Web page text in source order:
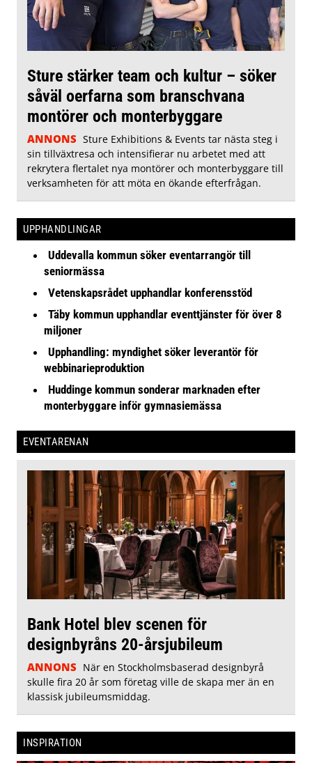
Sture stärker team och kultur – söker
såväl oerfarna som branschvana
montörer och monterbyggare
ANNONS Sture Exhibitions & Events tar nästa steg i
sin tillväxtresa och intensifierar nu arbetet med att
rekrytera flertalet nya montörer och monterbyggare till
verksamheten för att möta en ökande efterfrågan.
UPPHANDLINGAR
Uddevalla kommun söker eventarrangör till
seniormässa
Vetenskapsrådet upphandlar konferensstöd
Täby kommun upphandlar eventtjänster för över 8
miljoner
Upphandling: myndighet söker leverantör för
webbinarieproduktion
Huddinge kommun sonderar marknaden efter
monterbyggare inför gymnasiemässa
EVENTARENAN
Bank Hotel blev scenen för
designbyråns 20-årsjubileum
ANNONS När en Stockholmsbaserad designbyrå
skulle fira 20 år som företag ville de skapa mer än en
klassisk jubileumsmiddag.
INSPIRATION